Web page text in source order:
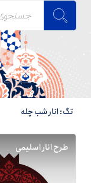
تگ: انار شب چله
طرح انار اسلیمی